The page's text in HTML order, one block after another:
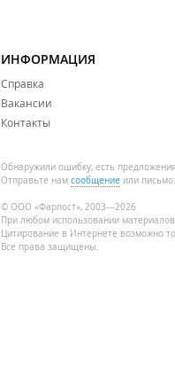
ИНФОРМАЦИЯ
Справка
Вакансии
Контакты
Обнаружили ошибку, есть
Отправьте нам сообщение или письмо:
© ООО «Фарпост», 2003—2026
При любом использовании материалов
Цитирование в Интернете возможно
Все права защищены.